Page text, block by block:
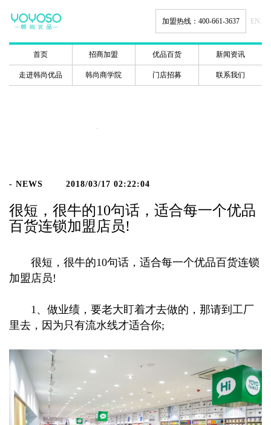
加盟热线：400-661-3637 EN.
首页 招商加盟 优品百货 新闻资讯
走进韩尚优品 韩尚商学院 门店招募 联系我们
- NEWS 2018/03/17 02:22:04
很短，很牛的10句话，适合每一个优品
百货连锁加盟店员!
很短，很牛的10句话，适合每一个优品百货连锁
加盟店员!
1、做业绩，要老大盯着才去做的，那请到工厂
里去，因为只有流水线才适合你;